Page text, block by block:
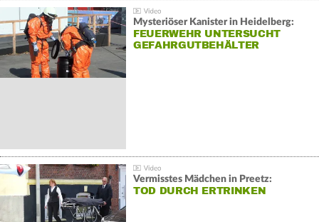
Mysteriöser Kanister in Heidelberg:
FEUERWEHR UNTERSUCHT
GEFAHRGUTBEHÄLTER
Vermisstes Mädchen in Preetz:
TOD DURCH ERTRINKEN